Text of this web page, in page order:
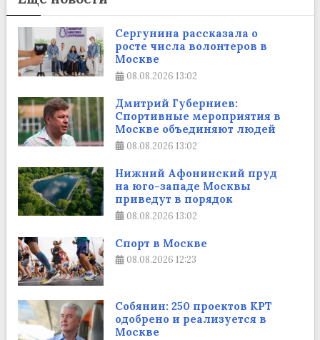
Сергунина рассказала о
росте числа волонтеров в
Москве
08.08.2026 13:02
Дмитрий Губерниев:
Спортивные мероприятия в
Москве объединяют людей
08.08.2026 13:02
Нижний Афонинский пруд
на юго-западе Москвы
приведут в порядок
08.08.2026 13:02
Спорт в Москве
08.08.2026 12:23
Собянин: 250 проектов КРТ
одобрено и реализуется в
Москве